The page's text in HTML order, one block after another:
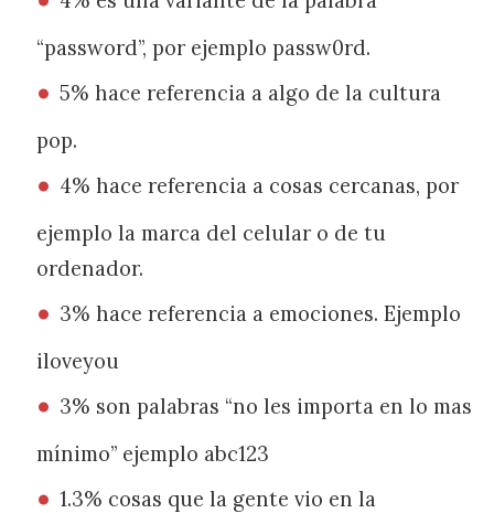
“password”, por ejemplo passw0rd.
5% hace referencia a algo de la cultura
pop.
4% hace referencia a cosas cercanas, por
ejemplo la marca del celular o de tu
ordenador.
3% hace referencia a emociones. Ejemplo
iloveyou
3% son palabras “no les importa en lo mas
mínimo” ejemplo abc123
1.3% cosas que la gente vio en la